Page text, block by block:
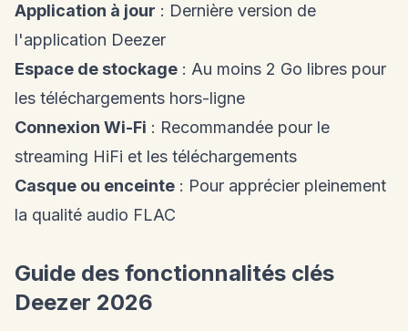
Application à jour : Dernière version de
l'application Deezer
Espace de stockage : Au moins 2 Go libres pour
les téléchargements hors-ligne
Connexion Wi-Fi : Recommandée pour le
streaming HiFi et les téléchargements
Casque ou enceinte : Pour apprécier pleinement
la qualité audio FLAC
Guide des fonctionnalités clés
Deezer 2026